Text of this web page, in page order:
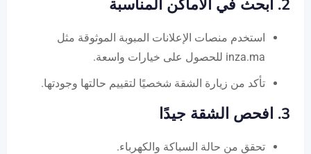
2. ابحث في الأماكن المناسبة
استخدم منصات الإعلانات المبوبة الموثوقة مثل
inza.ma للحصول على خيارات واسعة.
تأكد من زيارة الشقة شخصيًا لتقييم حالتها وجودتها.
3. افحص الشقة جيدًا
تحقق من حالة السباكة والكهرباء.